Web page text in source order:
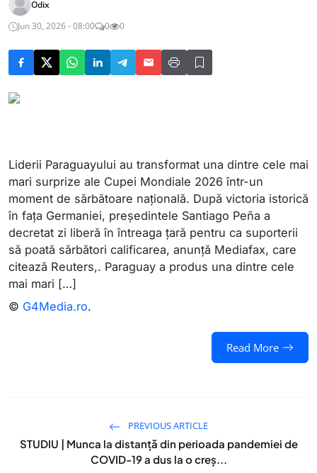
Odix
Jun 30, 2026 - 08:00
0 0
Liderii Paraguayului au transformat una dintre cele mai
mari surprize ale Cupei Mondiale 2026 într-un
moment de sărbătoare națională. După victoria istorică
în fața Germaniei, președintele Santiago Peña a
decretat zi liberă în întreaga țară pentru ca suporterii
să poată sărbători calificarea, anunță Mediafax, care
citează Reuters,. Paraguay a produs una dintre cele
mai mari […]
© G4Media.ro.
Read More
PREVIOUS ARTICLE
STUDIU | Munca la distanță din perioada pandemiei de
COVID-19 a dus la o creș...